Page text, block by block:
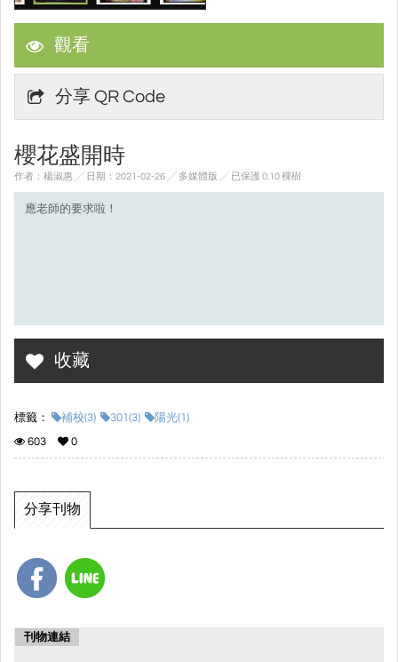
觀看
分享 QR Code
櫻花盛開時
作者：楊淑惠 ╱ 日期：2021-02-26 ╱ 多媒體版 ╱ 已保護 0.10 棵樹
應老師的要求啦！
收藏
標籤： 補校(3) 301(3)
陽光(1)
603
0
分享刊物
刊物連結